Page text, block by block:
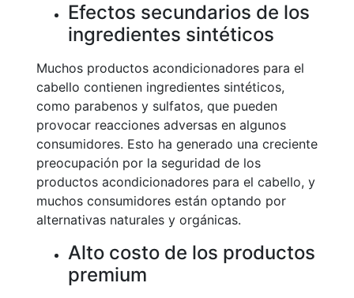
Efectos secundarios de los
ingredientes sintéticos
Muchos productos acondicionadores para el
cabello contienen ingredientes sintéticos,
como parabenos y sulfatos, que pueden
provocar reacciones adversas en algunos
consumidores. Esto ha generado una creciente
preocupación por la seguridad de los
productos acondicionadores para el cabello, y
muchos consumidores están optando por
alternativas naturales y orgánicas.
Alto costo de los productos
premium